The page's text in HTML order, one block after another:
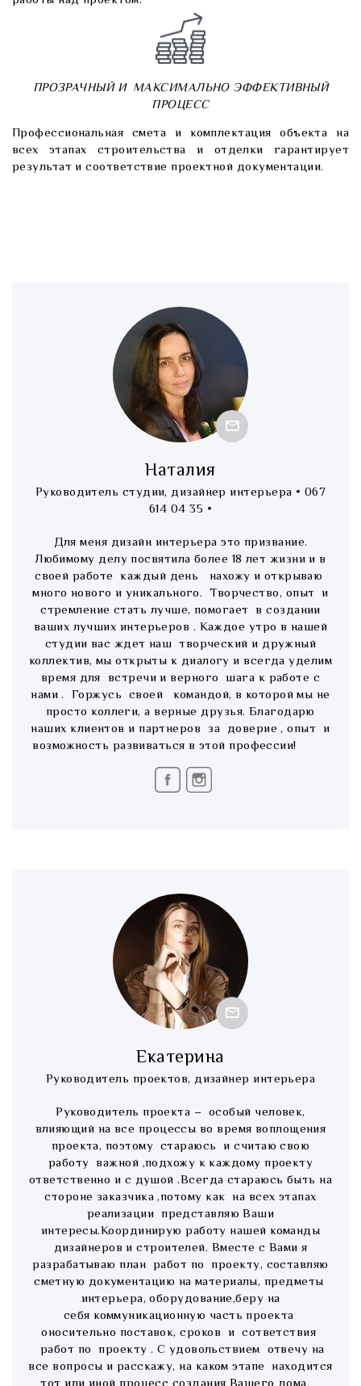
ПРОЗРАЧНЫЙ И МАКСИМАЛЬНО ЭФФЕКТИВНЫЙ
ПРОЦЕСС
Профессиональная смета и комплектация объекта на
всех этапах строительства и отделки гарантирует
результат и соответствие проектной документации.
Наталия
Руководитель студии, дизайнер интерьера • 067
614 04 35 •
Для меня дизайн интерьера это призвание.
Любимому делу посвятила более 18 лет жизни и в
своей работе каждый день нахожу и открываю
много нового и уникального. Творчество, опыт и
стремление стать лучше, помогает в создании
ваших лучших интерьеров . Каждое утро в нашей
студии вас ждет наш творческий и дружный
коллектив, мы открыты к диалогу и всегда уделим
время для встречи и верного шага к работе с
нами . Горжусь своей командой, в которой мы не
просто коллеги, а верные друзья. Благодарю
наших клиентов и партнеров за доверие , опыт и
возможность развиваться в этой профессии!
Екатерина
Руководитель проектов, дизайнер интерьера
Руководитель проекта – особый человек,
влияющий на все процессы во время воплощения
проекта, поэтому стараюсь и считаю свою
работу важной ,подхожу к каждому проекту
ответственно и с душой .Всегда стараюсь быть на
стороне заказчика ,потому как на всех этапах
реализации представляю Ваши
интересы.Координирую работу нашей команды
дизайнеров и строителей. Вместе с Вами я
разрабатываю план работ по проекту, составляю
сметную документацию на материалы, предметы
интерьера, оборудование,беру на
себя коммуникационную часть проекта
оносительно поставок, сроков и сответствия
работ по проекту . С удовольствием отвечу на
все вопросы и расскажу, на каком этапе находится